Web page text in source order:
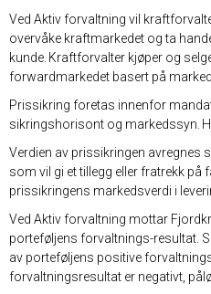
Ved Aktiv forvaltning vil
overvåke kraftmarkedet og ta
kunde. Kraftforvalter kjøper og
forwardmarkedet basert på
Prissikring foretas innenfor
sikringshorisont og markedssyn.
Verdien av prissikringen avregnes
som vil gi et tillegg eller fratrekk på
prissikringens markedsverdi i
Ved Aktiv forvaltning mottar
porteføljens forvaltnings-resultat.
av porteføljens positive
forvaltningsresultat er negativt,